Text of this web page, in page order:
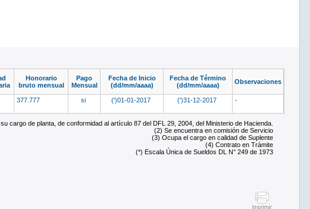
Honorario
bruto mensual
Pago
Mensual
Fecha de Inicio
(dd/mm/aaaa)
Fecha de Término
(dd/mm/aaaa)
Observaciones
377.777 si (')01-01-2017 (')31-12-2017 -
cargo de planta, de conformidad al artículo 87 del DFL 29, 2004, del Ministerio de Hacienda.
(2) Se encuentra en comisión de Servicio
(3) Ocupa el cargo en calidad de Suplente
(4) Contrato en Trámite
(*) Escala Única de Sueldos DL N° 249 de 1973